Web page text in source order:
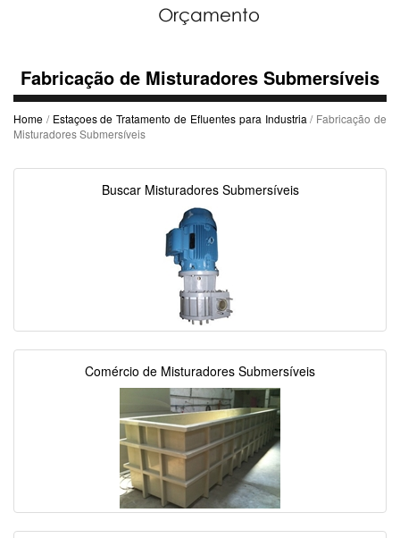
Fabricação de Misturadores Submersíveis
Home / Estaçoes de Tratamento de Efluentes para Industria / Fabricação de
Misturadores Submersíveis
Buscar Misturadores Submersíveis
Comércio de Misturadores Submersíveis